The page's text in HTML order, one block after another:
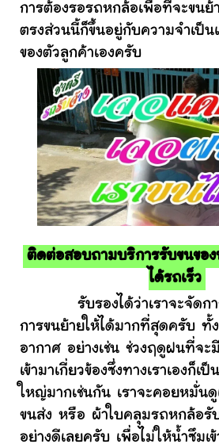
การต้องรอรถหกล้อเพื่อที่จะขน
ตรงส่วนนี้ก็ขึ้นอยู่กับความจำเป็
ของตัวลูกค้าเองครับ
ติดต่อสอบถามบริการรับขนขอ
ได้รถเร็ว
รับรองได้ว่าเราจะจัดการ
การขนย้ายให้ได้มากที่สุดครับ ทั้
อากาศ อย่างเช่น ช่วงฤดูฝนที่จะ
เข้ามาเกี่ยวข้องซึ่งทางเราเองก็
ใหญ่มากเช่นกัน เราจะคอยหมั่น
ขนส่ง หรือ ผ้าใบคลุมรถหกล้อรั
อย่างดีเลยครับ เพื่อไม่ให้น้ำซึมเ